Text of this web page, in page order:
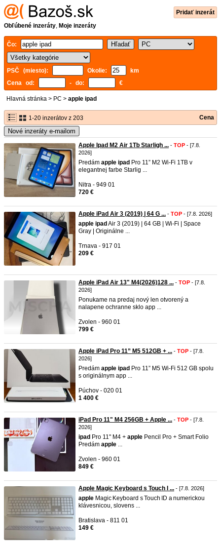
Pridať inzerát
Obľúbené inzeráty, Moje inzeráty
Čo:
PSČ (miesto): Okolie:
km
Cena od:
- do: €
Hlavná stránka > PC > apple ipad
1-20 inzerátov z 203 Cena
Nové inzeráty e-mailom
Apple Ipad M2 Air 1Tb Starligh ... - TOP - [7.8.
2026]
Predám apple ipad Pro 11” M2 Wi-Fi 1TB v
elegantnej farbe Starlig ...
Nitra - 949 01
720 €
Apple iPad Air 3 (2019) | 64 G ... - TOP - [7.8. 2026]
apple ipad Air 3 (2019) | 64 GB | Wi-Fi | Space
Gray | Originálne ...
Trnava - 917 01
209 €
Apple iPad Air 13" M4(2026)128 ... - TOP - [7.8.
2026]
Ponukame na predaj nový len otvorený a
nalapene ochranne sklo app ...
Zvolen - 960 01
799 €
Apple iPad Pro 11” M5 512GB + ... - TOP - [7.8.
2026]
Predám apple ipad Pro 11” M5 Wi-Fi 512 GB spolu
s originálnym app ...
Púchov - 020 01
1 400 €
iPad Pro 11" M4 256GB + Apple ... - TOP - [7.8.
2026]
ipad Pro 11" M4 + apple Pencil Pro + Smart Folio
Predám apple ...
Zvolen - 960 01
849 €
Apple Magic Keyboard s Touch I ... - [7.8. 2026]
apple Magic Keyboard s Touch ID a numerickou
klávesnicou, slovens ...
Bratislava - 811 01
149 €